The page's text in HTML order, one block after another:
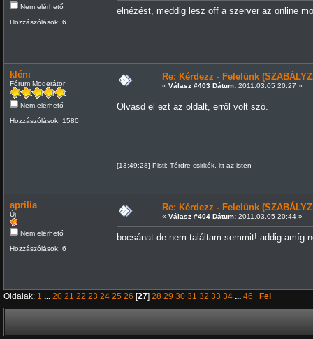
Nem elérhető
Hozzászólások: 6
elnézést, meddig lesz off a szerver az online
kléni
Fórum Moderátor
Nem elérhető
Hozzászólások: 1580
Re: Kérdezz - Felelünk
« Válasz #403 Dátum:2011.03.05 20:27 »
Olvasd el ezt az oldalt, erről volt szó.
[13:49:28] Pisti: Térdre csirkék, itt az isten
aprilia
Új
Nem elérhető
Hozzászólások: 6
Re: Kérdezz - Felelünk
« Válasz #404 Dátum:2011.03.05 20:44 »
bocsánat de nem találtam semmit! addig amíg
Oldalak: 1 ... 20 21 22 23 24 25 26 [27] 28 29 30 31 32 33 34 ... 46 Fel